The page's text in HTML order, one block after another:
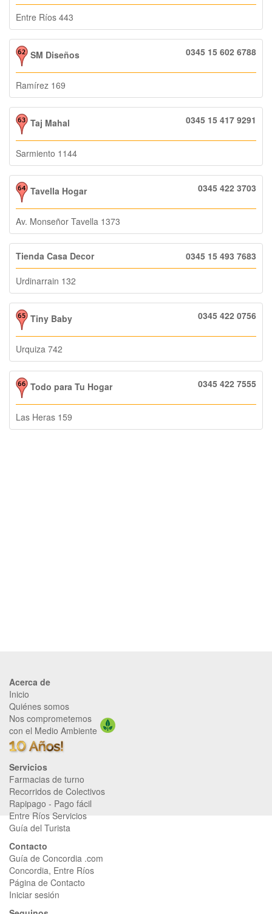
Entre Ríos 443
SM Diseños 0345 15 602 6788
Ramírez 169
Taj Mahal 0345 15 417 9291
Sarmiento 1144
Tavella Hogar 0345 422 3703
Av. Monseñor Tavella 1373
Tienda Casa Decor 0345 15 493 7683
Urdinarrain 132
Tiny Baby 0345 422 0756
Urquiza 742
Todo para Tu Hogar 0345 422 7555
Las Heras 159
Acerca de
Inicio
Quiénes somos
Nos comprometemos
con el Medio Ambiente
Servicios
Farmacias de turno
Recorridos de Colectivos
Rapipago - Pago fácil
Entre Ríos Servicios
Guía del Turista
Contacto
Guía de Concordia .com
Concordia, Entre Ríos
Página de Contacto
Iniciar sesión